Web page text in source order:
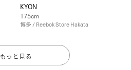
KYON
175cm
博多 / Reebok Store Hakata
もっと見る